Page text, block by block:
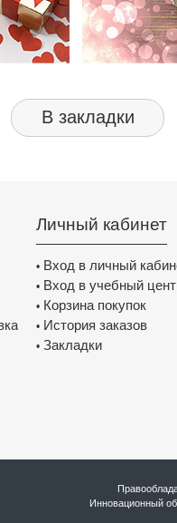
В закладки
Личный кабинет
• Вход в личный
• Вход в учебный
• Корзина покупок
• История заказов
• Закладки
Инновационный